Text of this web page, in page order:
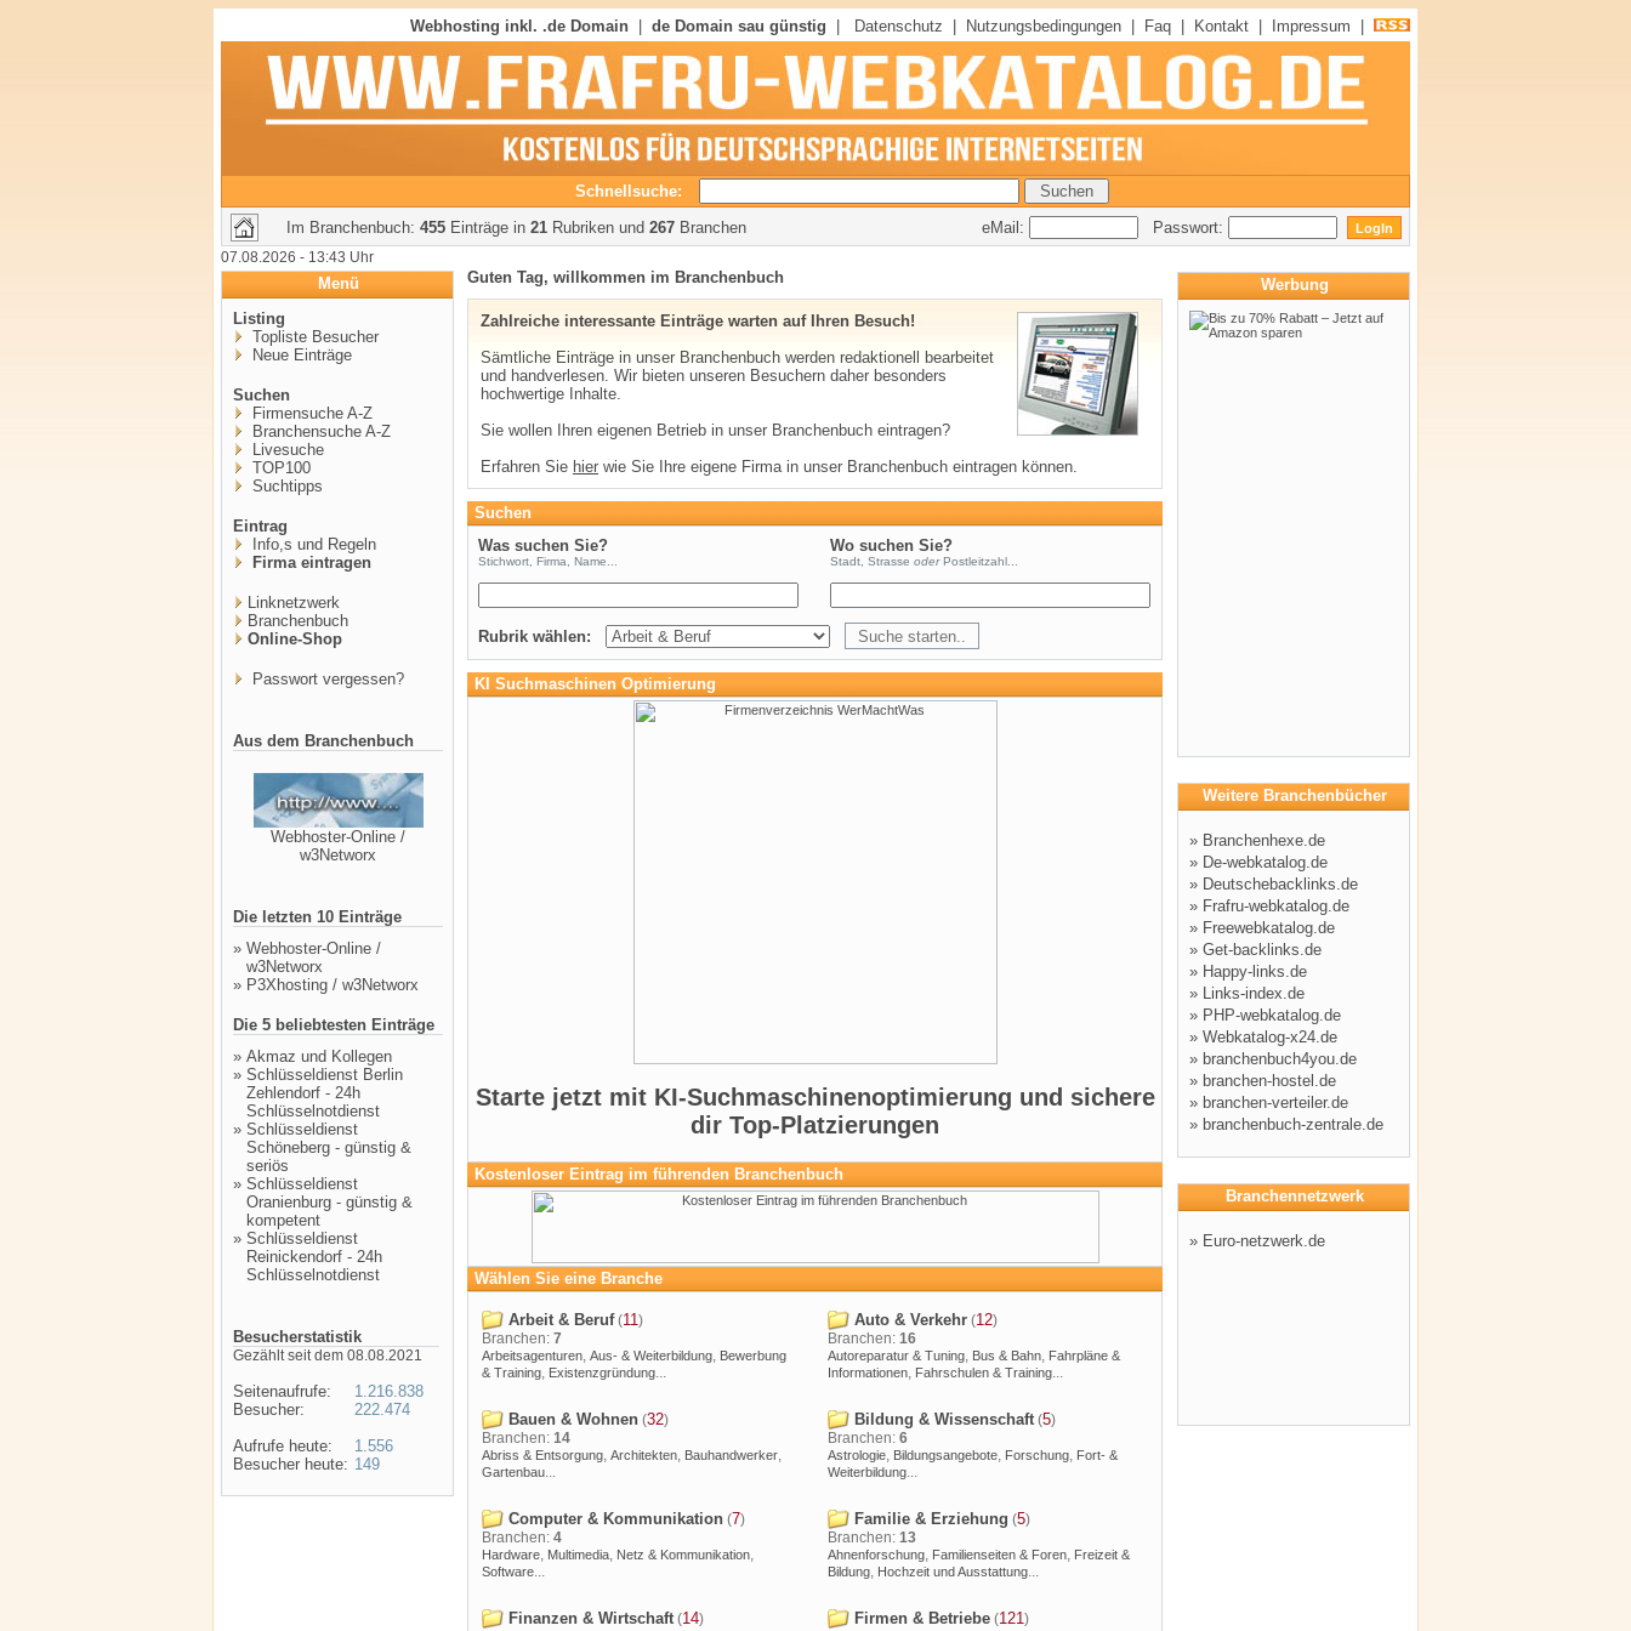
Webhosting inkl. .de Domain de Domain sau günstig Datenschutz Nutzungsbedingungen Faq Kontakt Impressum
Schnellsuche:
Im Branchenbuch: 455 Einträge in 21 Rubriken und 267 Branchen eMail: Passwort:
07.08.2026 - 13:43 Uhr
Menü
Listing
Topliste Besucher
Neue Einträge
Suchen
Firmensuche A-Z
Branchensuche A-Z
Livesuche
TOP100
Suchtipps
Eintrag
Info,s und Regeln
Firma eintragen
Linknetzwerk
Branchenbuch
Online-Shop
Passwort vergessen?
Aus dem Branchenbuch
Webhoster-Online /
w3Networx
Die letzten 10 Einträge
» Webhoster-Online /
w3Networx
» P3Xhosting / w3Networx
Die 5 beliebtesten Einträge
» Akmaz und Kollegen
» Schlüsseldienst Berlin
Zehlendorf - 24h
Schlüsselnotdienst
» Schlüsseldienst
Schöneberg - günstig &
seriös
» Schlüsseldienst
Oranienburg - günstig &
kompetent
» Schlüsseldienst
Reinickendorf - 24h
Schlüsselnotdienst
Besucherstatistik
Gezählt seit dem 08.08.2021
Seitenaufrufe:
Besucher:
Aufrufe heute:
Besucher heute:
1.216.838
222.474
1.556
149
Guten Tag, willkommen im Branchenbuch
Zahlreiche interessante Einträge warten auf Ihren Besuch!
Sämtliche Einträge in unser Branchenbuch werden redaktionell bearbeitet
und handverlesen. Wir bieten unseren Besuchern daher besonders
hochwertige Inhalte.
Sie wollen Ihren eigenen Betrieb in unser Branchenbuch eintragen?
Erfahren Sie hier wie Sie Ihre eigene Firma in unser Branchenbuch eintragen können.
Suchen
Was suchen Sie?
Stichwort, Firma, Name...
Wo suchen Sie?
Stadt, Strasse oderPostleitzahl...
Rubrik wählen:
KI Suchmaschinen Optimierung
Starte jetzt mit KI-Suchmaschinenoptimierung und sichere
dir Top-Platzierungen
Kostenloser Eintrag im führenden Branchenbuch
Wählen Sie eine Branche
Arbeit & Beruf(11)
Branchen: 7
Arbeitsagenturen, Aus- & Weiterbildung, Bewerbung
& Training, Existenzgründung...
Auto & Verkehr (12)
Branchen: 16
Autoreparatur & Tuning, Bus & Bahn, Fahrpläne &
Informationen, Fahrschulen & Training...
Bauen & Wohnen (32)
Branchen: 14
Abriss & Entsorgung, Architekten, Bauhandwerker,
Gartenbau...
Bildung & Wissenschaft(5)
Branchen: 6
Astrologie, Bildungsangebote, Forschung, Fort- &
Weiterbildung...
Computer & Kommunikation (7)
Branchen: 4
Hardware, Multimedia, Netz & Kommunikation,
Software...
Familie & Erziehung (5)
Branchen: 13
Ahnenforschung, Familienseiten & Foren, Freizeit &
Bildung, Hochzeit und Ausstattung...
Finanzen & Wirtschaft(14)
Firmen & Betriebe (121)
Werbung
Weitere Branchenbücher
» Branchenhexe.de
» De-webkatalog.de
» Deutschebacklinks.de
» Frafru-webkatalog.de
» Freewebkatalog.de
» Get-backlinks.de
» Happy-links.de
» Links-index.de
» PHP-webkatalog.de
» Webkatalog-x24.de
» branchenbuch4you.de
» branchen-hostel.de
» branchen-verteiler.de
» branchenbuch-zentrale.de
Branchennetzwerk
» Euro-netzwerk.de